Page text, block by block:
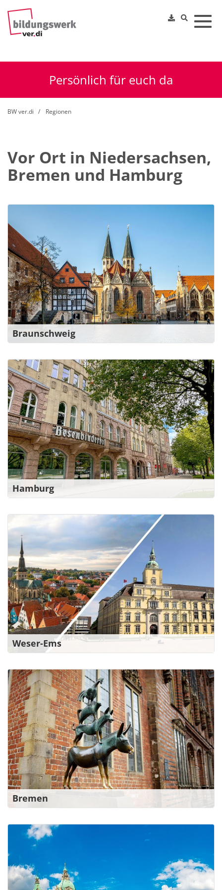
Persönlich für euch da
BW ver.di Regionen
Vor Ort in Niedersachsen,
Bremen und Hamburg
Braunschweig
Julius-Konegen-Str. 24b
braunschweig@bw-verdi.de
Zu den Ansprechpartner*innen
Hamburg
Ihr Kontakt im ver.di Bildungswerk
Hamburg e.V.
Besenbinderhof 60
20097 Hamburg
040 890615375
hamburg@bw-verdi.de
Zu den Ansprechpartner*innen
Weser-Ems
Kontakt für den Standort Oldenburg
Huntestr. 14, 26135 Oldenburg
0441 205252-0
weser-ems@bw-verdi.de
Kontakt für den Standort Oldenburg
Kollegienwall 3-4, 49074 Osnabrück
0541 35740-30
|
weser-ems@bw-verdi.de
Zu den Ansprechpartner*innen
Bremen
Ihr Kontakt im Bildungswerk ver.di in
Bremen gGmbH
Bahnhofsplatz 22-28
28195 Bremen
0421 244-63110
bremen@bw-verdi.de
Zu den Ansprechpartner*innen
Ihr Kontakt für die Region Hannover
30159 Hannover
0511 12400-400
hannover@bw-verdi.de